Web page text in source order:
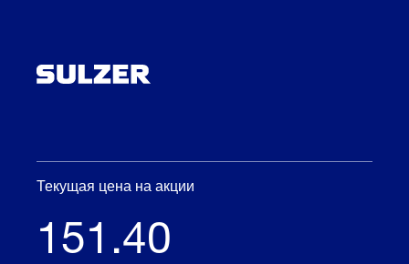
Текущая цена на акции
151.40